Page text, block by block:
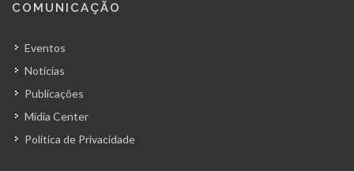
COMUNICAÇÃO
Eventos
Notícias
Publicações
Mídia Center
Política de Privacidade